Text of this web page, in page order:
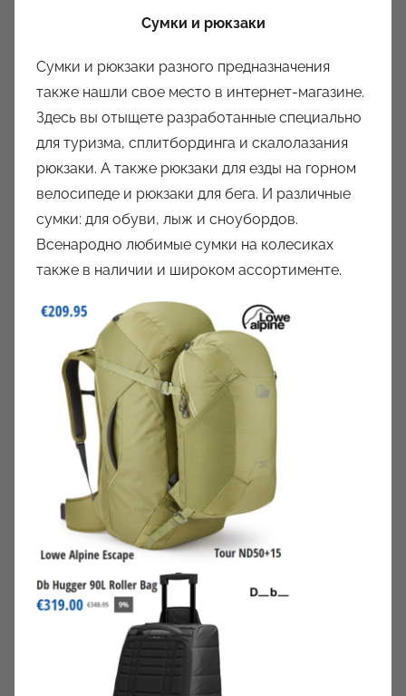
Сумки и рюкзаки
Сумки и рюкзаки разного предназначения
также нашли свое место в интернет-магазине.
Здесь вы отыщете разработанные специально
для туризма, сплитбординга и скалолазания
рюкзаки. А также рюкзаки для езды на горном
велосипеде и рюкзаки для бега. И различные
сумки: для обуви, лыж и сноубордов.
Всенародно любимые сумки на колесиках
также в наличии и широком ассортименте.